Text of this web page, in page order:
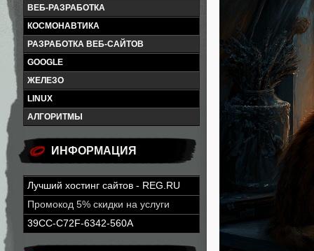
ВЕБ-РАЗРАБОТКА
КОСМОНАВТИКА
РАЗРАБОТКА ВЕБ-САЙТОВ
GOOGLE
ЖЕЛЕЗО
LINUX
АЛГОРИТМЫ
ИНФОРМАЦИЯ
Лучший хостинг сайтов - REG.RU
Промокод 5% скидки на услуги
39CC-C72F-6342-560A